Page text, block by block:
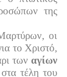
της
οι
το Χριστό,
των αγίων
τέλη του